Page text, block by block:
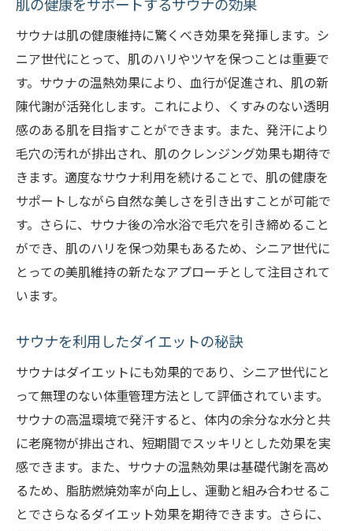
サウナは肌の健康維持に驚くべき効果を発揮します。シ
ニア世代にとって、肌のハリやツヤを保つことは重要で
す。サウナの温熱効果により、血行が促進され、肌の新
陳代謝が活発化します。これにより、くすみのない透明
感のある肌を目指すことができます。また、発汗により
毛穴の汚れが排出され、肌のクレンジング効果も期待で
きます。適度なサウナ利用を続けることで、肌の健康を
サポートしながら自然な美しさを引き出すことが可能で
す。さらに、サウナ後の冷水浴で毛穴を引き締めること
ができ、肌のハリを保つ効果もあるため、シニア世代に
とっての美肌維持の新たなアプローチとして注目されて
います。
サウナを利用したダイエットの秘訣
サウナはダイエットにも効果的であり、シニア世代にと
って無理のない体重管理方法として評価されています。
サウナの高温環境で発汗すると、体内の余分な水分と共
に老廃物が排出され、短期間でスッキリとした効果を実
感できます。また、サウナの温熱効果は基礎代謝を高め
るため、脂肪燃焼効率が向上し、運動と組み合わせるこ
とでさらなるダイエット効果を期待できます。さらに、